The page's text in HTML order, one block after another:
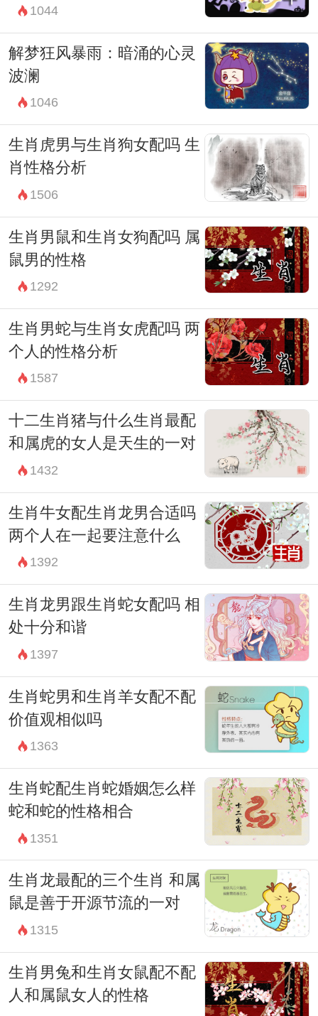
1044
解梦狂风暴雨：暗涌的心灵
波澜
1046
生肖虎男与生肖狗女配吗 生
肖性格分析
1506
生肖男鼠和生肖女狗配吗 属
鼠男的性格
1292
生肖男蛇与生肖女虎配吗 两
个人的性格分析
1587
十二生肖猪与什么生肖最配
和属虎的女人是天生的一对
1432
生肖牛女配生肖龙男合适吗
两个人在一起要注意什么
1392
生肖龙男跟生肖蛇女配吗 相
处十分和谐
1397
生肖蛇男和生肖羊女配不配
价值观相似吗
1363
生肖蛇配生肖蛇婚姻怎么样
蛇和蛇的性格相合
1351
生肖龙最配的三个生肖 和属
鼠是善于开源节流的一对
1315
生肖男兔和生肖女鼠配不配
人和属鼠女人的性格